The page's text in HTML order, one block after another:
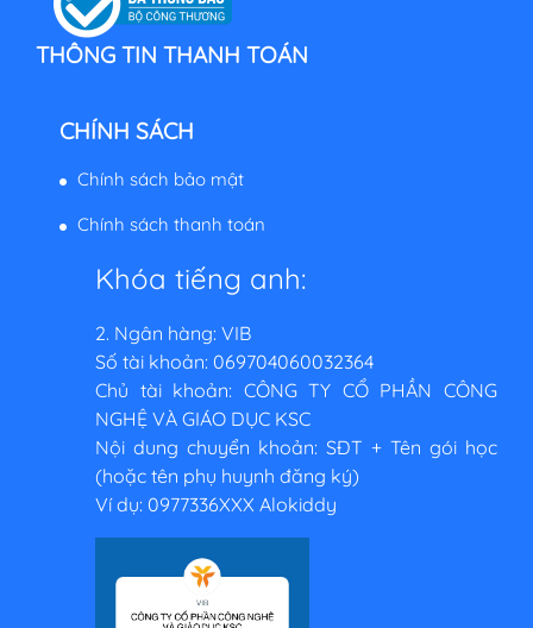
THÔNG TIN THANH TOÁN
CHÍNH SÁCH
Chính sách bảo mật
Chính sách thanh toán
Khóa tiếng anh:
2. Ngân hàng: VIB
Số tài khoản: 069704060032364
Chủ tài khoản: CÔNG TY CỔ PHẦN CÔNG
NGHỆ VÀ GIÁO DỤC KSC
Nội dung chuyển khoản: SĐT + Tên gói học
(hoặc tên phụ huynh đăng ký)
Ví dụ: 0977336XXX Alokiddy